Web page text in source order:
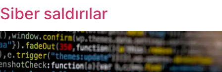
Siber saldırılar